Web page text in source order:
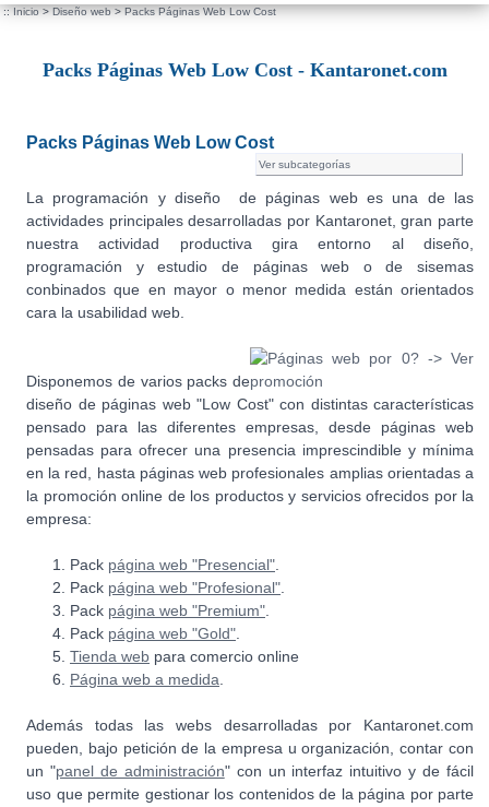
:: Inicio>Diseño web>Packs Páginas Web Low Cost
Packs Páginas Web Low Cost - Kantaronet.com
Packs Páginas Web Low Cost
Ver subcategorías
La programación y diseño de páginas web es una de las
actividades principales desarrolladas por Kantaronet, gran parte
nuestra actividad productiva gira entorno al diseño,
programación y estudio de páginas web o de sisemas
conbinados que en mayor o menor medida están orientados
cara la usabilidad web.
Disponemos de varios packs de
diseño de páginas web "Low Cost" con distintas características
pensado para las diferentes empresas, desde páginas web
pensadas para ofrecer una presencia imprescindible y mínima
en la red, hasta páginas web profesionales amplias orientadas a
la promoción online de los productos y servicios ofrecidos por la
empresa:
Pack página web "Presencial"
Pack página web "Profesional"
Pack página web "Premium"
Pack página web "Gold"
Tienda web para comercio online
Página web a medida
Además todas las webs desarrolladas por Kantaronet.com
pueden, bajo petición de la empresa u organización, contar con
un "panel de administración" con un interfaz intuitivo y de fácil
uso que permite gestionar los contenidos de la página por parte